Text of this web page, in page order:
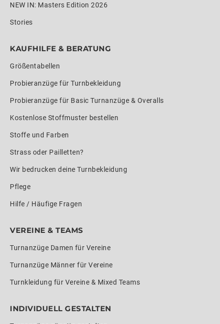
NEW IN: Masters Edition 2026
Stories
KAUFHILFE & BERATUNG
Größentabellen
Probieranzüge für Turnbekleidung
Probieranzüge für Basic Turnanzüge & Overalls
Kostenlose Stoffmuster bestellen
Stoffe und Farben
Strass oder Pailletten?
Wir bedrucken deine Turnbekleidung
Pflege
Hilfe / Häufige Fragen
VEREINE & TEAMS
Turnanzüge Damen für Vereine
Turnanzüge Männer für Vereine
Turnkleidung für Vereine & Mixed Teams
INDIVIDUELL GESTALTEN